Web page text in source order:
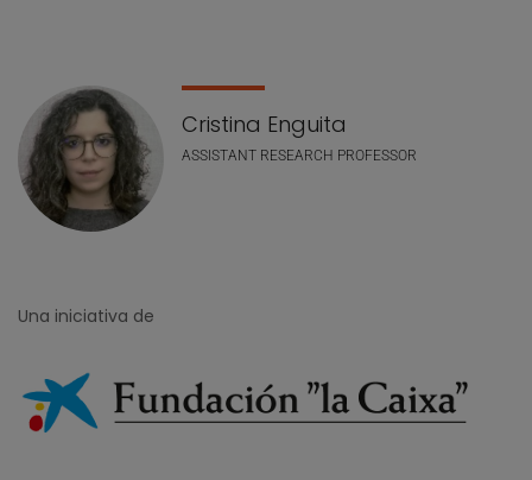
Lista de personal
Cristina Enguita
ASSISTANT RESEARCH PROFESSOR
Una iniciativa de